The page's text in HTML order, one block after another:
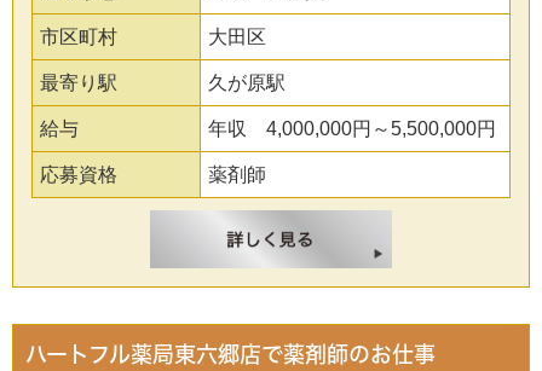
市区町村 大田区
最寄り駅 久が原駅
給与 年収 4,000,000円～5,500,000円
応募資格 薬剤師
ハートフル薬局東六郷店で薬剤師のお仕事